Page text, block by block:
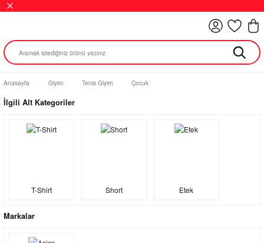
Anasayfa Giyim Tenis Giyim Çocuk
İlgili Alt Kategoriler
T-Shirt Short Etek
Markalar